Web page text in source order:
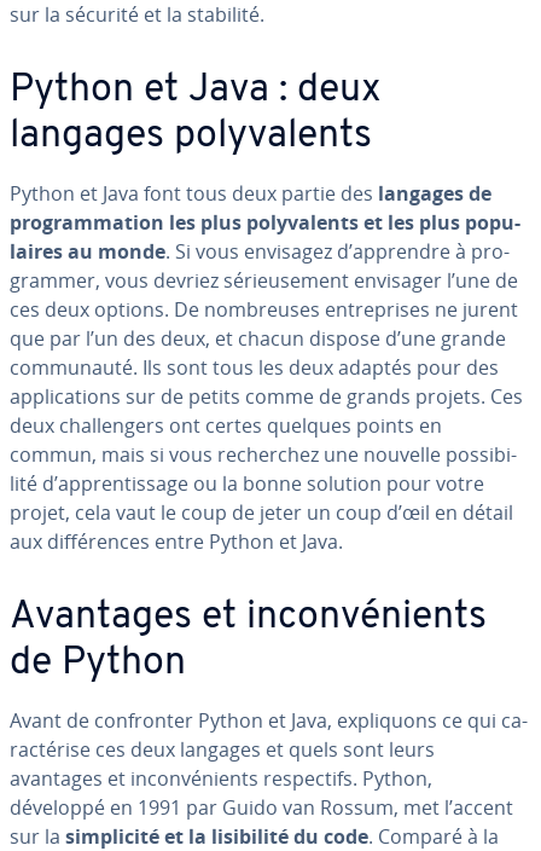
sur la sécurité et la stabilité.
Python et Java : deux
langages po­ly­va­lents
Python et Java font tous deux partie des langages de
pro­gram­ma­tion les plus po­ly­va­lents et les plus po­pu­
laires au monde. Si vous envisagez d’apprendre à pro­
gram­mer, vous devriez sé­rieu­se­ment envisager l’une de
ces deux options. De nom­breuses en­tre­prises ne jurent
que par l’un des deux, et chacun dispose d’une grande
com­mu­nauté. Ils sont tous les deux adaptés pour des
ap­pli­ca­tions sur de petits comme de grands projets. Ces
deux chal­len­gers ont certes quelques points en
commun, mais si vous re­cher­chez une nouvelle pos­si­bi­
lité d’ap­pren­tis­sage ou la bonne solution pour votre
projet, cela vaut le coup de jeter un coup d’œil en détail
aux dif­fé­rences entre Python et Java.
Avantages et in­con­vé­nients
de Python
Avant de con­fron­ter Python et Java, ex­pli­quons ce qui ca­
rac­té­rise ces deux langages et quels sont leurs
avantages et in­con­vé­nients res­pec­tifs. Python,
développé en 1991 par Guido van Rossum, met l’accent
sur la sim­pli­cité et la li­si­bi­lité du code. Comparé à la